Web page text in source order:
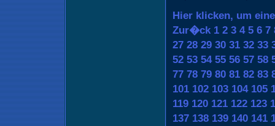
Hier klicken, um
Zur�ck 1 2 3 4 5 6 7
27 28 29 30 31 32 33
52 53 54 55 56 57 58
77 78 79 80 81 82 83
101 102 103 104 105
119 120 121 122 123
137 138 139 140 141